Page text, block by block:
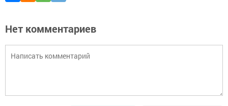
Нет комментариев